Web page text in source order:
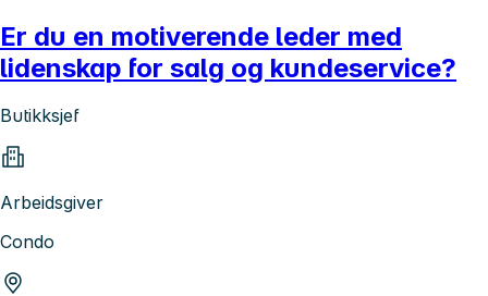
Er du en motiverende leder med
lidenskap for salg og kundeservice?
Butikksjef
Arbeidsgiver
Condo